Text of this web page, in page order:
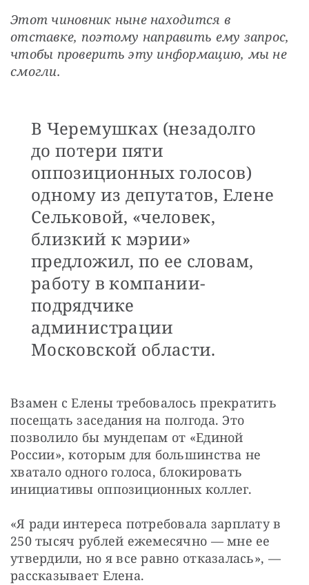
Этот чиновник ныне находится в
отставке, поэтому направить ему запрос,
чтобы проверить эту информацию, мы не
смогли.
В Черемушках (незадолго
до потери пяти
оппозиционных голосов)
одному из депутатов, Елене
Сельковой, «человек,
близкий к мэрии»
предложил, по ее словам,
работу в компании-
подрядчике
администрации
Московской области.
Взамен с Елены требовалось прекратить
посещать заседания на полгода. Это
позволило бы мундепам от «Единой
России», которым для большинства не
хватало одного голоса, блокировать
инициативы оппозиционных коллег.
«Я ради интереса потребовала зарплату в
250 тысяч рублей ежемесячно — мне ее
утвердили, но я все равно отказалась», —
рассказывает Елена.